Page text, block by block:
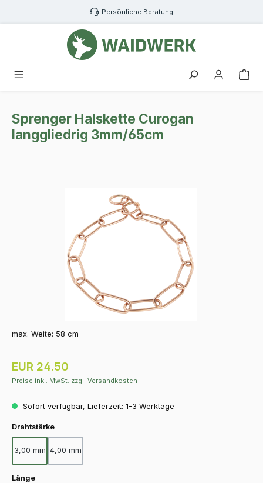
Zum Hauptinhalt springen Persönliche Beratung
Sprenger Halskette Curogan
langgliedrig 3mm/65cm
max. Weite: 58 cm
Regulärer Preis:
EUR 24.50
Preise inkl. MwSt. zzgl. Versandkosten
Sofort verfügbar, Lieferzeit: 1-3 Werktage
Drahtstärkeauswählen
3,00 mm 4,00 mm
Längeauswählen